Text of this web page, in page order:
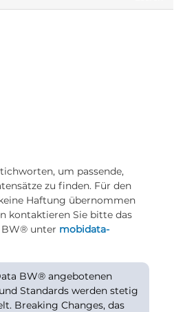
um passende,
zu finden. Für den
Haftung übernommen
kontaktieren Sie bitte das
BW® unter mobidata-
BW® angebotenen
Standards werden stetig
Breaking Changes, das